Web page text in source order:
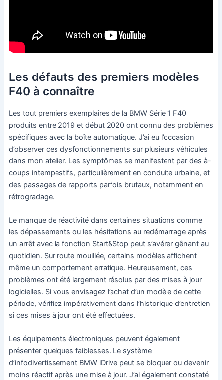
Les défauts des premiers modèles
F40 à connaître
Les tout premiers exemplaires de la BMW Série 1 F40
produits entre 2019 et début 2020 ont connu des problèmes
spécifiques avec la boîte automatique. J’ai eu l’occasion
d’observer ces dysfonctionnements sur plusieurs véhicules
dans mon atelier. Les symptômes se manifestent par des à-
coups intempestifs, particulièrement en conduite urbaine, et
des passages de rapports parfois brutaux, notamment en
rétrogradage.
Le manque de réactivité dans certaines situations comme
les dépassements ou les hésitations au redémarrage après
un arrêt avec la fonction Start&Stop peut s’avérer gênant au
quotidien. Sur route mouillée, certains modèles affichent
même un comportement erratique. Heureusement, ces
problèmes ont été largement résolus par des mises à jour
logicielles. Si vous envisagez l’achat d’un modèle de cette
période, vérifiez impérativement dans l’historique d’entretien
si ces mises à jour ont été effectuées.
Les équipements électroniques peuvent également
présenter quelques faiblesses. Le système
d’infodivertissement BMW iDrive peut se bloquer ou devenir
moins réactif après une mise à jour. J’ai également constaté